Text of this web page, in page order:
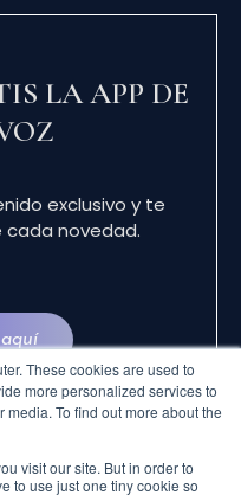
These cookies are used to
more personalized services to
To find out more about the
visit our site. But in order to
to use just one tiny cookie so
LA APP DE
exclusivo y te
novedad.